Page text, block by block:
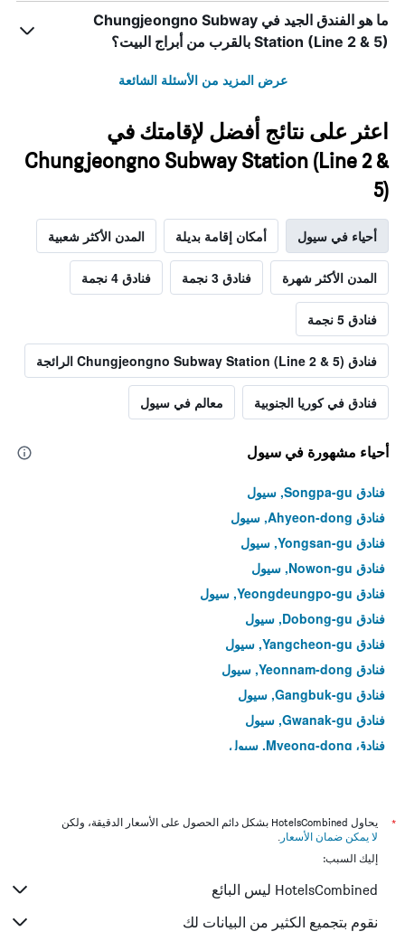
ما هو الفندق الجيد في Chungjeongno Subway
Station (Line 2 & 5) بالقرب من أبراج البيت؟
عرض المزيد من الأسئلة الشائعة
اعثر على نتائج أفضل لإقامتك في
Chungjeongno Subway Station (Line 2 &
5)
أحياء في سيول أمكان إقامة بديلة المدن الأكثر شعبية
المدن الأكثر شهرة فنادق 3 نجمة فنادق 4 نجمة
فنادق 5 نجمة
فنادق Chungjeongno Subway Station (Line 2 & 5) الرائجة
فنادق في كوريا الجنوبية معالم في سيول
أحياء مشهورة في سيول
فنادق Songpa-gu, سيول
فنادق Ahyeon-dong, سيول
فنادق Yongsan-gu, سيول
فنادق Nowon-gu, سيول
فنادق Yeongdeungpo-gu, سيول
فنادق Dobong-gu, سيول
فنادق Yangcheon-gu, سيول
فنادق Yeonnam-dong, سيول
فنادق Gangbuk-gu, سيول
فنادق Gwanak-gu, سيول
فنادق Myeong-dong, سيول
فنادق Hoegi-dong, سيول
فنادق Bangi-dong, سيول
فنادق Seongnae-dong, سيول
فنادق Eunpyeong-gu, سيول
*
يحاول HotelsCombined بشكل دائم الحصول على الأسعار الدقيقة، ولكن
لا يمكن ضمان الأسعار .
إليك السبب:
HotelsCombined ليس البائع
نقوم بتجميع الكثير من البيانات لك